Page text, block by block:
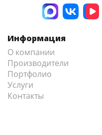
Информация
О компании
Производители
Портфолио
Услуги
Контакты